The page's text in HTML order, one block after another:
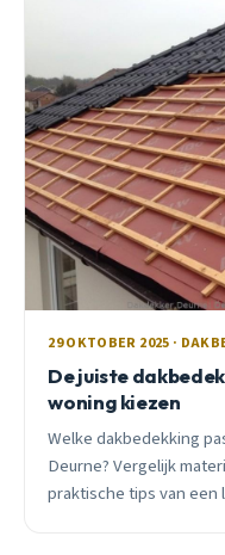
29 OKTOBER 2025 ·
De juiste
woning kiezen
Welke dakbedekking
Deurne? Vergelijk
praktische tips van een